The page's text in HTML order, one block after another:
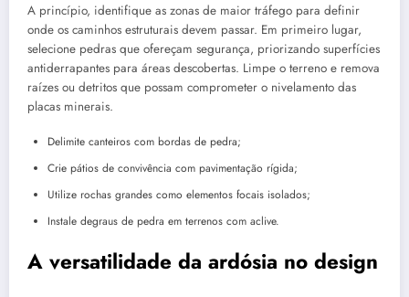
A princípio, identifique as zonas de maior tráfego para definir
onde os caminhos estruturais devem passar. Em primeiro lugar,
selecione pedras que ofereçam segurança, priorizando superfícies
antiderrapantes para áreas descobertas. Limpe o terreno e remova
raízes ou detritos que possam comprometer o nivelamento das
placas minerais.
Delimite canteiros com bordas de pedra;
Crie pátios de convivência com pavimentação rígida;
Utilize rochas grandes como elementos focais isolados;
Instale degraus de pedra em terrenos com aclive.
A versatilidade da ardósia no design